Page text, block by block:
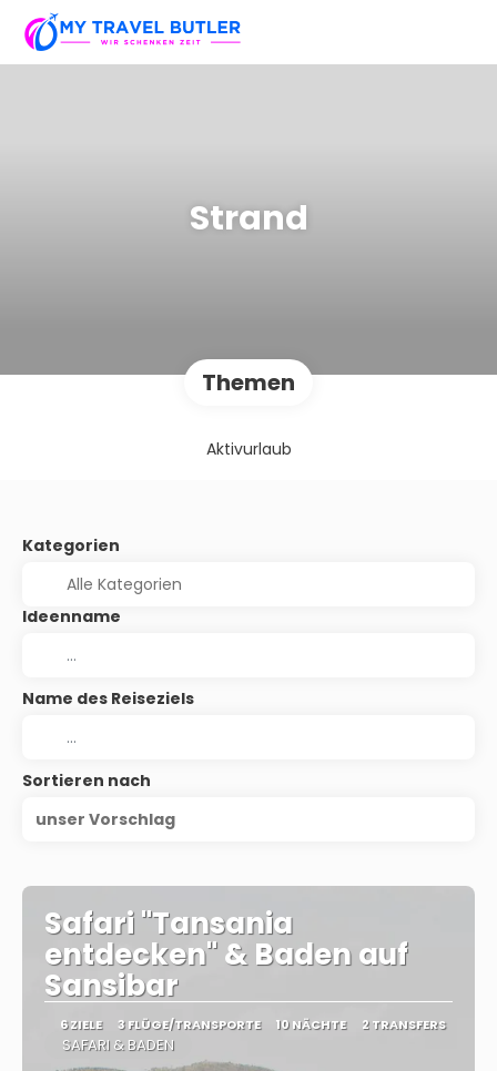
Strand
Themen
Aktivurlaub
Kategorien
Ideenname
Name des Reiseziels
Sortieren nach
unser Vorschlag
Safari "Tansania
entdecken" & Baden auf
Sansibar
6 ZIELE 3 FLÜGE/TRANSPORTE 10 NÄCHTE 2 TRANSFERS
SAFARI & BADEN